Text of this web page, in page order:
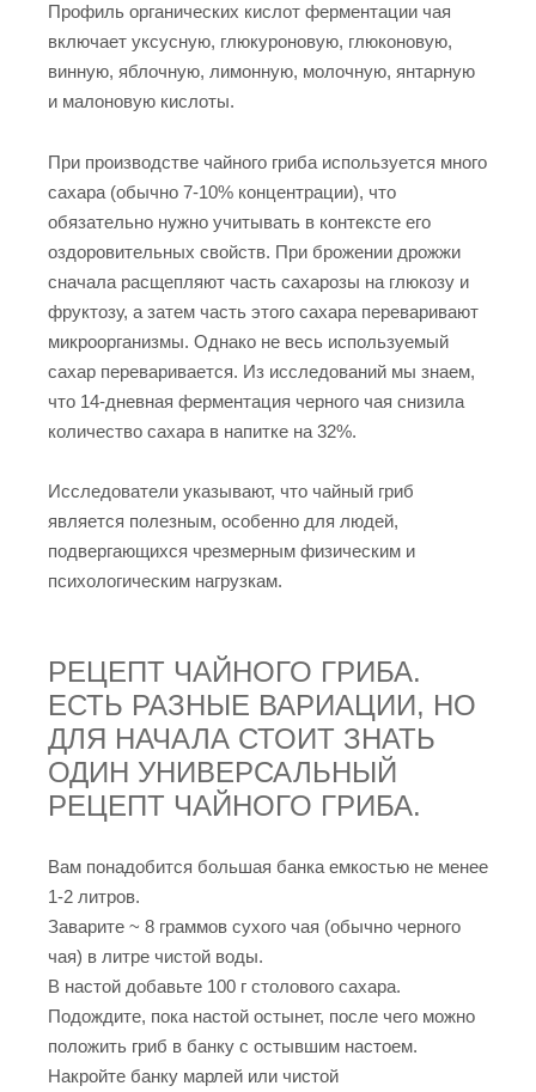
Профиль органических кислот ферментации чая
включает уксусную, глюкуроновую, глюконовую,
винную, яблочную, лимонную, молочную, янтарную
и малоновую кислоты.
При производстве чайного гриба используется много
сахара (обычно 7-10% концентрации), что
обязательно нужно учитывать в контексте его
оздоровительных свойств. При брожении дрожжи
сначала расщепляют часть сахарозы на глюкозу и
фруктозу, а затем часть этого сахара переваривают
микроорганизмы. Однако не весь используемый
сахар переваривается. Из исследований мы знаем,
что 14-дневная ферментация черного чая снизила
количество сахара в напитке на 32%.
Исследователи указывают, что чайный гриб
является полезным, особенно для людей,
подвергающихся чрезмерным физическим и
психологическим нагрузкам.
РЕЦЕПТ ЧАЙНОГО ГРИБА.
ЕСТЬ РАЗНЫЕ ВАРИАЦИИ, НО
ДЛЯ НАЧАЛА СТОИТ ЗНАТЬ
ОДИН УНИВЕРСАЛЬНЫЙ
РЕЦЕПТ ЧАЙНОГО ГРИБА.
Вам понадобится большая банка емкостью не менее
1-2 литров.
Заварите ~ 8 граммов сухого чая (обычно черного
чая) в литре чистой воды.
В настой добавьте 100 г столового сахара.
Подождите, пока настой остынет, после чего можно
положить гриб в банку с остывшим настоем.
Накройте банку марлей или чистой